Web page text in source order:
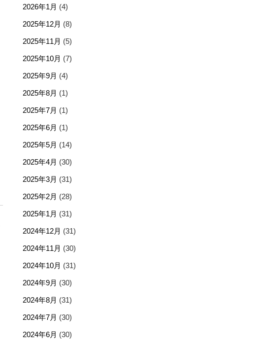
2026年1月 (4)
2025年12月 (8)
2025年11月 (5)
2025年10月 (7)
2025年9月 (4)
2025年8月 (1)
2025年7月 (1)
2025年6月 (1)
2025年5月 (14)
2025年4月 (30)
2025年3月 (31)
2025年2月 (28)
2025年1月 (31)
2024年12月 (31)
2024年11月 (30)
2024年10月 (31)
2024年9月 (30)
2024年8月 (31)
2024年7月 (30)
2024年6月 (30)